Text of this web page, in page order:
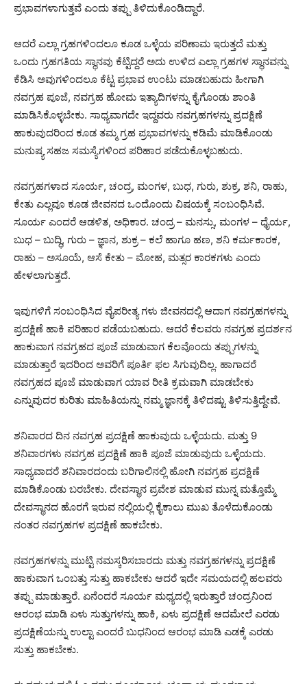
ಪ್ರಭಾವಗಳಾಗುತ್ತವೆ ಎಂದು ತಪ್ಪು ತಿಳಿದುಕೊಂಡಿದ್ದಾರೆ.
ಆದರೆ ಎಲ್ಲಾ ಗ್ರಹಗಳಿಂದಲೂ ಕೂಡ ಒಳ್ಳೆಯ ಪರಿಣಾಮ ಇರುತ್ತದೆ ಮತ್ತು
ಒಂದು ಗ್ರಹಗತಿಯ ಸ್ಥಾನವು ಕೆಟ್ಟಿದ್ದರೆ ಅದು ಉಳಿದ ಎಲ್ಲಾ ಗ್ರಹಗಳ ಸ್ಥಾನವನ್ನು
ಕೆಡಿಸಿ ಅವುಗಳಿಂದಲೂ ಕೆಟ್ಟ ಪ್ರಭಾವ ಉಂಟು ಮಾಡಬಹುದು ಹೀಗಾಗಿ
ನವಗ್ರಹ ಪೂಜೆ, ನವಗ್ರಹ ಹೋಮ ಇತ್ಯಾದಿಗಳನ್ನು ಕೈಗೊಂಡು ಶಾಂತಿ
ಮಾಡಿಸಿಕೊಳ್ಳಬೇಕು. ಸಾಧ್ಯವಾಗದೇ ಇದ್ದವರು ನವಗ್ರಹಗಳನ್ನು ಪ್ರದಕ್ಷಿಣೆ
ಹಾಕುವುದರಿಂದ ಕೂಡ ತಮ್ಮ ಗ್ರಹ ಪ್ರಭಾವಗಳನ್ನು ಕಡಿಮೆ ಮಾಡಿಕೊಂಡು
ಮನುಷ್ಯ ಸಹಜ ಸಮಸ್ಯೆಗಳಿಂದ ಪರಿಹಾರ ಪಡೆದುಕೊಳ್ಳಬಹುದು.
ನವಗ್ರಹಗಳಾದ ಸೂರ್ಯ, ಚಂದ್ರ, ಮಂಗಳ, ಬುಧ, ಗುರು, ಶುಕ್ರ, ಶನಿ, ರಾಹು,
ಕೇತು ಎಲ್ಲವೂ ಕೂಡ ಜೀವನದ ಒಂದೊಂದು ವಿಷಯಕ್ಕೆ ಸಂಬಂಧಿಸಿವೆ.
ಸೂರ್ಯ ಎಂದರೆ ಆಡಳಿತ, ಅಧಿಕಾರ. ಚಂದ್ರ – ಮನಸ್ಸು, ಮಂಗಳ – ಧೈರ್ಯ,
ಬುಧ – ಬುದ್ಧಿ, ಗುರು – ಜ್ಞಾನ, ಶುಕ್ರ – ಕಲೆ ಹಾಗೂ ಹಣ, ಶನಿ ಕರ್ಮಕಾರಕ,
ರಾಹು – ಅಸೂಯೆ, ಆಸೆ ಕೇತು – ಮೋಹ, ಮತ್ಸರ ಕಾರಕಗಳು ಎಂದು
ಹೇಳಲಾಗುತ್ತದೆ.
ಇವುಗಳಿಗೆ ಸಂಬಂಧಿಸಿದ ವೈಪರೀತ್ಯ ಗಳು ಜೀವನದಲ್ಲಿ ಆದಾಗ ನವಗ್ರಹಗಳನ್ನು
ಪ್ರದಕ್ಷಿಣೆ ಹಾಕಿ ಪರಿಹಾರ ಪಡೆಯಬಹುದು. ಆದರೆ ಕೆಲವರು ನವಗ್ರಹ ಪ್ರದರ್ಶನ
ಹಾಕುವಾಗ ನವಗ್ರಹದ ಪೂಜೆ ಮಾಡುವಾಗ ಕೆಲವೊಂದು ತಪ್ಪುಗಳನ್ನು
ಮಾಡುತ್ತಾರೆ ಇದರಿಂದ ಅವರಿಗೆ ಪೂರ್ತಿ ಫಲ ಸಿಗುವುದಿಲ್ಲ. ಹಾಗಾದರೆ
ನವಗ್ರಹದ ಪೂಜೆ ಮಾಡುವಾಗ ಯಾವ ರೀತಿ ಕ್ರಮವಾಗಿ ಮಾಡಬೇಕು
ಎನ್ನುವುದರ ಕುರಿತು ಮಾಹಿತಿಯನ್ನು ನಮ್ಮ ಜ್ಞಾನಕ್ಕೆ ತಿಳಿದಷ್ಟು ತಿಳಿಸುತ್ತಿದ್ದೇವೆ.
ಶನಿವಾರದ ದಿನ ನವಗ್ರಹ ಪ್ರದಕ್ಷಿಣೆ ಹಾಕುವುದು ಒಳ್ಳೆಯದು. ಮತ್ತು 9
ಶನಿವಾರಗಳು ನವಗ್ರಹ ಪ್ರದಕ್ಷಿಣೆ ಹಾಕಿ ಪೂಜೆ ಮಾಡುವುದು ಒಳ್ಳೆಯದು.
ಸಾಧ್ಯವಾದರೆ ಶನಿವಾರದಂದು ಬರಿಗಾಲಿನಲ್ಲಿ ಹೋಗಿ ನವಗ್ರಹ ಪ್ರದಕ್ಷಿಣೆ
ಮಾಡಿಕೊಂಡು ಬರಬೇಕು. ದೇವಸ್ಥಾನ ಪ್ರವೇಶ ಮಾಡುವ ಮುನ್ನ ಮತ್ತೊಮ್ಮೆ
ದೇವಸ್ಥಾನದ ಹೊರಗೆ ಇರುವ ನಲ್ಲಿಯಲ್ಲಿ ಕೈಕಾಲು ಮುಖ ತೊಳೆದುಕೊಂಡು
ನಂತರ ನವಗ್ರಹಗಳ ಪ್ರದಕ್ಷಿಣೆ ಹಾಕಬೇಕು.
ನವಗ್ರಹಗಳನ್ನು ಮುಟ್ಟಿ ನಮಸ್ಕರಿಸಬಾರದು ಮತ್ತು ನವಗ್ರಹಗಳನ್ನು ಪ್ರದಕ್ಷಿಣೆ
ಹಾಕುವಾಗ ಒಂಬತ್ತು ಸುತ್ತು ಹಾಕಬೇಕು ಆದರೆ ಇದೇ ಸಮಯದಲ್ಲಿ ಹಲವರು
ತಪ್ಪು ಮಾಡುತ್ತಾರೆ. ಏನೆಂದರೆ ಸೂರ್ಯ ಮಧ್ಯದಲ್ಲಿ ಇರುತ್ತಾರೆ ಚಂದ್ರನಿಂದ
ಆರಂಭ ಮಾಡಿ ಏಳು ಸುತ್ತುಗಳನ್ನು ಹಾಕಿ, ಏಳು ಪ್ರದಕ್ಷಿಣೆ ಆದಮೇಲೆ ಎರಡು
ಪ್ರದಕ್ಷಿಣೆಯನ್ನು ಉಲ್ಟಾ ಎಂದರೆ ಬುಧನಿಂದ ಆರಂಭ ಮಾಡಿ ಎಡಕ್ಕೆ ಎರಡು
ಸುತ್ತು ಹಾಕಬೇಕು.